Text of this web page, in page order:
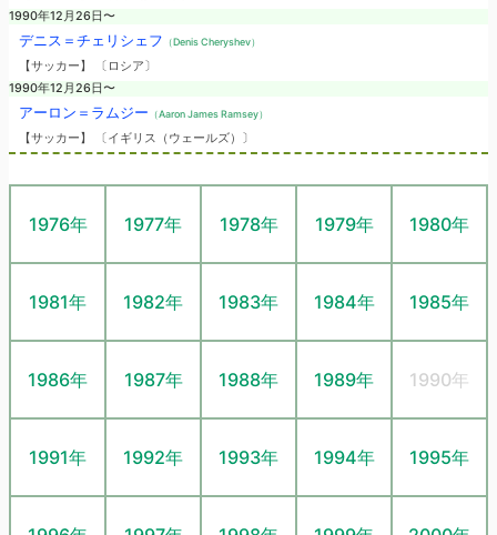
1990年12月26日〜
デニス＝チェリシェフ （Denis Cheryshev）
【サッカー】 〔ロシア〕
1990年12月26日〜
アーロン＝ラムジー （Aaron James Ramsey）
【サッカー】 〔イギリス（ウェールズ）〕
1976年 1977年 1978年 1979年 1980年
1981年 1982年 1983年 1984年 1985年
1986年 1987年 1988年 1989年 1990年
1991年 1992年 1993年 1994年 1995年